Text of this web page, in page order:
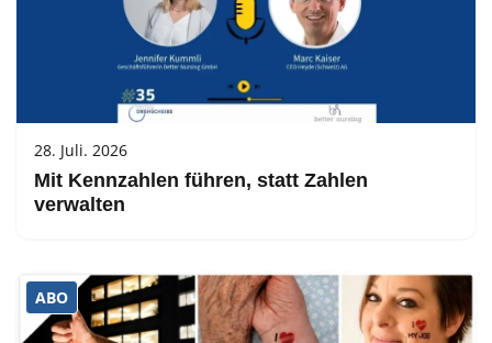
28. Juli. 2026
Mit Kennzahlen führen, statt Zahlen
verwalten
ABO